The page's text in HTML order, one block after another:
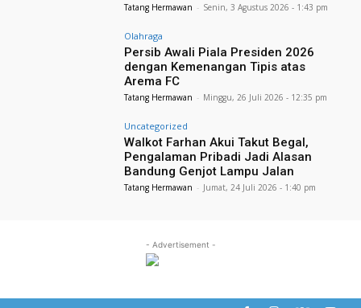
Tatang Hermawan - Senin, 3 Agustus 2026 - 1:43 pm
Olahraga
Persib Awali Piala Presiden 2026
dengan Kemenangan Tipis atas
Arema FC
Tatang Hermawan - Minggu, 26 Juli 2026 - 12:35 pm
Uncategorized
Walkot Farhan Akui Takut Begal,
Pengalaman Pribadi Jadi Alasan
Bandung Genjot Lampu Jalan
Tatang Hermawan - Jumat, 24 Juli 2026 - 1:40 pm
- Advertisement -